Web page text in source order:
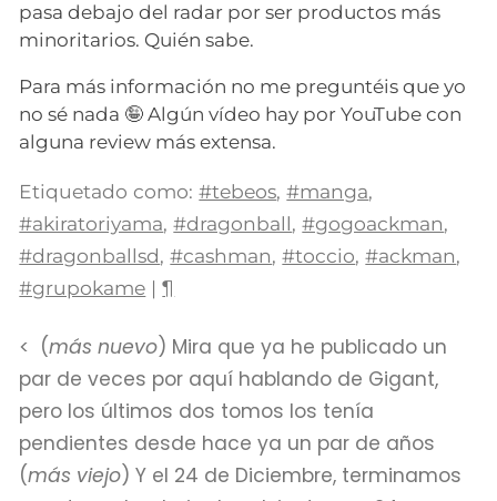
pasa debajo del radar por ser productos más
minoritarios. Quién sabe.
Para más información no me preguntéis que yo
no sé nada 🤪 Algún vídeo hay por YouTube con
alguna review más extensa.
Etiquetado como: #tebeos,#manga,
#akiratoriyama,#dragonball,#gogoackman,
#dragonballsd,#cashman,#toccio,#ackman,
#grupokame |¶
(más nuevo) Mira que ya he publicado un
par de veces por aquí hablando de Gigant,
pero los últimos dos tomos los tenía
pendientes desde hace ya un par de años
(más viejo) Y el 24 de Diciembre, terminamos